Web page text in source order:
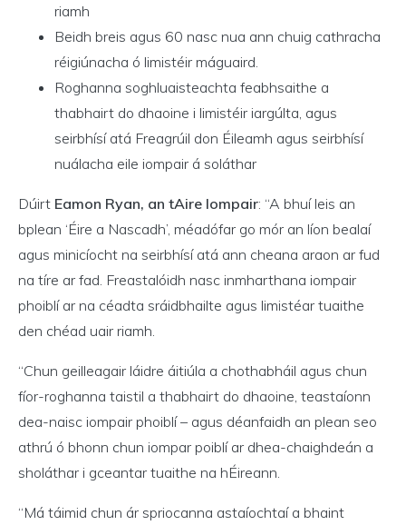
riamh
Beidh breis agus 60 nasc nua ann chuig cathracha
réigiúnacha ó limistéir máguaird.
Roghanna soghluaisteachta feabhsaithe a
thabhairt do dhaoine i limistéir iargúlta, agus
seirbhísí atá Freagrúil don Éileamh agus seirbhísí
nuálacha eile iompair á soláthar
Dúirt Eamon Ryan, an tAire Iompair: “A bhuí leis an
bplean ‘Éire a Nascadh’, méadófar go mór an líon bealaí
agus minicíocht na seirbhísí atá ann cheana araon ar fud
na tíre ar fad. Freastalóidh nasc inmharthana iompair
phoiblí ar na céadta sráidbhailte agus limistéar tuaithe
den chéad uair riamh.
“Chun geilleagair láidre áitiúla a chothabháil agus chun
fíor-roghanna taistil a thabhairt do dhaoine, teastaíonn
dea-naisc iompair phoiblí – agus déanfaidh an plean seo
athrú ó bhonn chun iompar poiblí ar dhea-chaighdeán a
sholáthar i gceantar tuaithe na hÉireann.
“Má táimid chun ár spriocanna astaíochtaí a bhaint